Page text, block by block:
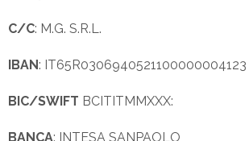
C/C: M.G. S.R.L.
IBAN: IT65R0306940521100000004123
BIC/SWIFT BCITITMMXXX:
BANCA: INTESA SANPAOLO